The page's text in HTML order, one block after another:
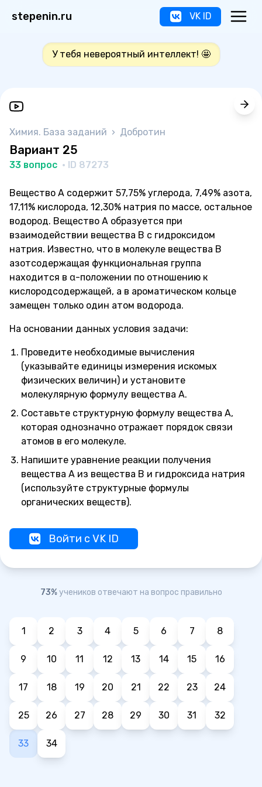
stepenin.ru VK ID
У тебя невероятный интеллект! 🤩
Химия. База заданий › Добротин
Вариант 25
33 вопрос · ID 87273
Вещество A содержит 57,75% углерода, 7,49% азота,
17,11% кислорода, 12,30% натрия по массе, остальное
водород. Вещество A образуется при
взаимодействии вещества B с гидроксидом
натрия. Известно, что в молекуле вещества В
азотсодержащая функциональная группа
находится в α-положении по отношению к
кислородсодержащей, а в ароматическом кольце
замещен только один атом водорода.
На основании данных условия задачи:
Проведите необходимые вычисления
(указывайте единицы измерения искомых
физических величин) и установите
молекулярную формулу вещества А.
Составьте структурную формулу вещества А,
которая однозначно отражает порядок связи
атомов в его молекуле.
Напишите уравнение реакции получения
вещества A из вещества B и гидроксида натрия
(используйте структурные формулы
органических веществ).
Войти с VK ID
73%учеников отвечают на вопрос правильно
1 2 3 4 5 6 7 8
9 10 11 12 13 14 15 16
17 18 19 20 21 22 23 24
25 26 27 28 29 30 31 32
33 34